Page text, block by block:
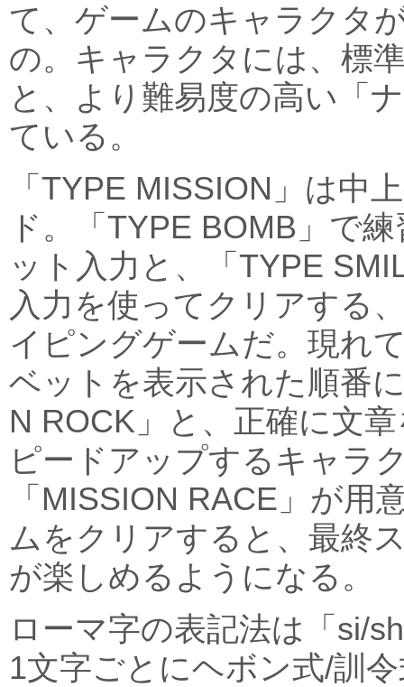
て、ゲームのキャラクタ
の。キャラクタには、標
と、より難易度の高い「
ている。
「TYPE MISSION」は中
ド。「TYPE BOMB」で
ット入力と、「TYPE
入力を使ってクリアする
イピングゲームだ。現れ
ベットを表示された順番
N ROCK」と、正確に文
ピードアップするキャラ
「MISSION RACE」が用
ムをクリアすると、最終
が楽しめるようになる。
ローマ字の表記法は「si/
1文字ごとにヘボン式/訓